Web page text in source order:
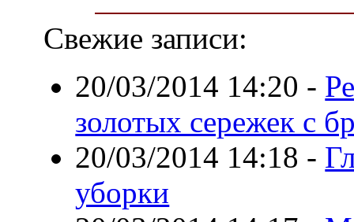
Свежие записи:
20/03/2014 14:20 -
золотых сережек с
20/03/2014 14:18 -
уборки